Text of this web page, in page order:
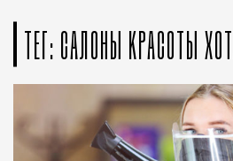
ТЕГ: САЛОНЫ КРАСОТЫ